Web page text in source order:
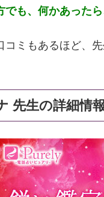
でも、何かあった
コミもあるほど、
先生の詳細情